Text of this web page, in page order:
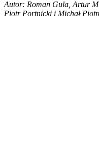
Autor: Roman Gula, Artur
Piotr Portnicki i Michał